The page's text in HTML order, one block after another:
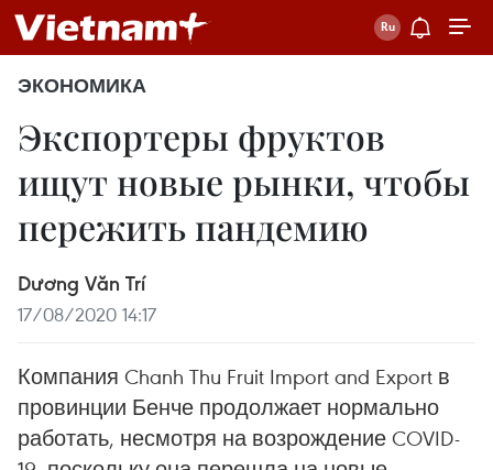
ЭКОНОМИКА
Экспортеры фруктов
ищут новые рынки, чтобы
пережить пандемию
Dương Văn Trí
17/08/2020 14:17
Компания Chanh Thu Fruit Import and Export в
провинции Бенче продолжает нормально
работать, несмотря на возрождение COVID-